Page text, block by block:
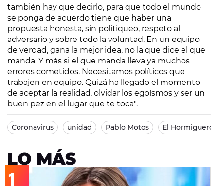
también hay que decirlo, para que todo el mundo
se ponga de acuerdo tiene que haber una
propuesta honesta, sin politiqueo, respeto al
adversario y sobre todo la voluntad. En un equipo
de verdad, gana la mejor idea, no la que dice el que
manda. Y más si el que manda lleva ya muchos
errores cometidos. Necesitamos políticos que
trabajen en equipo. Quizá ha llegado el momento
de aceptar la realidad, olvidar los egoísmos y ser un
buen pez en el lugar que te toca".
Coronavirus unidad Pablo Motos El Hormiguero
LO MÁS